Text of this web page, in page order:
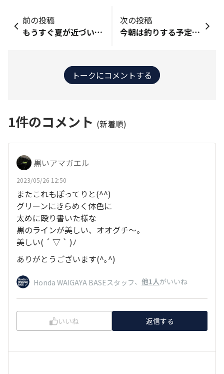
前の投稿
もうすぐ夏が近づいてきましたね！私も、今年はいつ釣りに行こうかいまからたのしみにしています！釣るぞー
次の投稿
今朝は釣りする予定はなく テントの周りで湖畔散歩してましたら 感じの良いカップルがデカいギルがいるけど 喰わない、というのでおせっかいオジサンが釣ってあげました（笑）たしかにデカい。
トークにコメントする
1件のコメント (新着順)
黒いアマガエル
2023/05/26 12:50
またこれもぽってりと(^^)
グリーンにきらめく体色に
太めに殴り書いた様な
黒のラインが美しい、オオグチ〜。
美しい( ´ ▽ ` )ﾉ
ありがとうございます(^｡^)
Honda WAIGAYA BASEスタッフ、 他1人がいいね
いいね 返信する